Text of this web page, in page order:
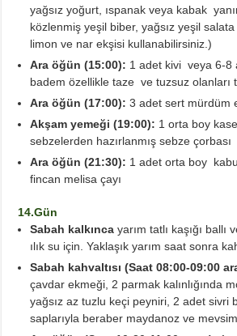
yağsız yoğurt, ıspanak veya kabak
közlenmiş yeşil biber, yağsız yeşil
limon ve nar ekşisi kullanabilirsiniz.)
Ara öğün (15:00): 1 adet kivi veya 6-8
badem özellikle taze ve tuzsuz olanları
Ara öğün (17:00): 3 adet sert mürdüm
Akşam yemeği (19:00): 1 orta boy
sebzelerden hazırlanmış sebze çorbası
Ara öğün (21:30): 1 adet orta boy
fincan melisa çayı
14.Gün
Sabah kalkınca yarım tatlı kaşığı
ılık su için. Yaklaşık yarım saat sonra
Sabah kahvaltısı (Saat 08:00-09:00
çavdar ekmeği, 2 parmak kalınlığında
yağsız az tuzlu keçi peyniri, 2 adet sivri
saplarıyla beraber maydanoz ve